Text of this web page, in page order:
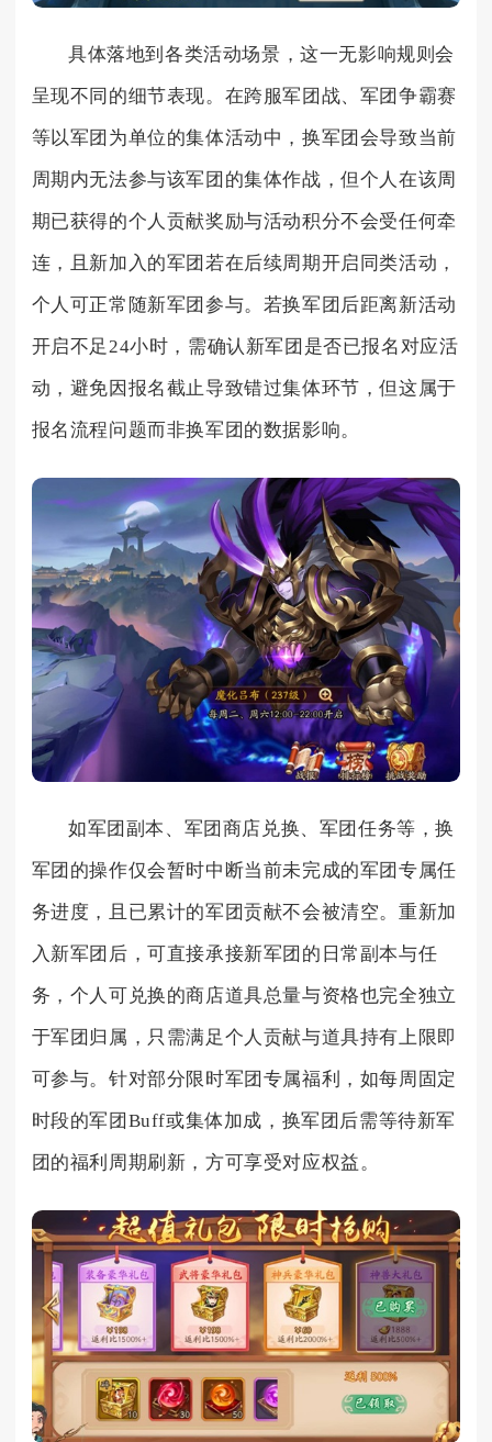
具体落地到各类活动场景，这一无影响规则会
呈现不同的细节表现。在跨服军团战、军团争霸赛
等以军团为单位的集体活动中，换军团会导致当前
周期内无法参与该军团的集体作战，但个人在该周
期已获得的个人贡献奖励与活动积分不会受任何牵
连，且新加入的军团若在后续周期开启同类活动，
个人可正常随新军团参与。若换军团后距离新活动
开启不足24小时，需确认新军团是否已报名对应活
动，避免因报名截止导致错过集体环节，但这属于
报名流程问题而非换军团的数据影响。
如军团副本、军团商店兑换、军团任务等，换
军团的操作仅会暂时中断当前未完成的军团专属任
务进度，且已累计的军团贡献不会被清空。重新加
入新军团后，可直接承接新军团的日常副本与任
务，个人可兑换的商店道具总量与资格也完全独立
于军团归属，只需满足个人贡献与道具持有上限即
可参与。针对部分限时军团专属福利，如每周固定
时段的军团Buff或集体加成，换军团后需等待新军
团的福利周期刷新，方可享受对应权益。